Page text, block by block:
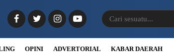
OPINI ADVERTORIAL KABAR DAERAH